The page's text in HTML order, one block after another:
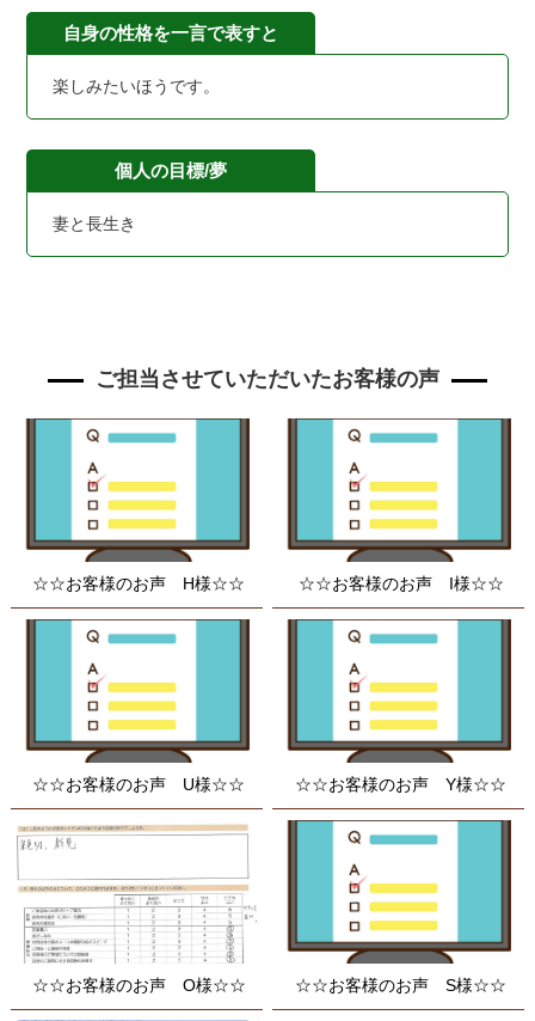
自身の性格を一言で表すと
楽しみたいほうです。
個人の目標/夢
妻と長生き
ご担当させていただいたお客様の声
☆☆お客様のお声 H様☆☆ ☆☆お客様のお声 I様☆☆
☆☆お客様のお声 U様☆☆ ☆☆お客様のお声 Y様☆☆
☆☆お客様のお声 O様☆☆ ☆☆お客様のお声 S様☆☆